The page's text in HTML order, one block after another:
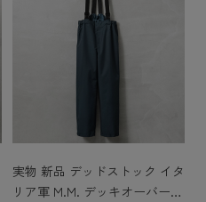
実物 新品 デッドストック イタ
リア軍 M.M. デッキオーバーパ